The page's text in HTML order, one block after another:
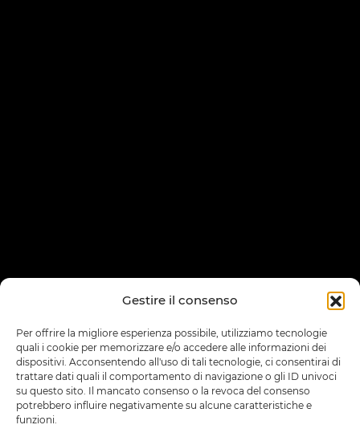
Gestire il consenso
Per offrire la migliore esperienza possibile, utilizziamo tecnologie
quali i cookie per memorizzare e/o accedere alle informazioni dei
dispositivi. Acconsentendo all'uso di tali tecnologie, ci consentirai di
trattare dati quali il comportamento di navigazione o gli ID univoci
su questo sito. Il mancato consenso o la revoca del consenso
potrebbero influire negativamente su alcune caratteristiche e
funzioni.